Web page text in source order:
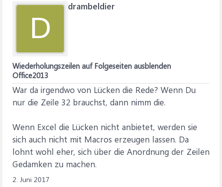
D
drambeldier
Wiederholungszeilen auf Folgeseiten ausblenden
Office2013
War da irgendwo von Lücken die Rede? Wenn Du
nur die Zeile 32 brauchst, dann nimm die.
Wenn Excel die Lücken nicht anbietet, werden sie
sich auch nicht mit Macros erzeugen lassen. Da
lohnt wohl eher, sich über die Anordnung der Zeilen
Gedamken zu machen.
2. Juni 2017